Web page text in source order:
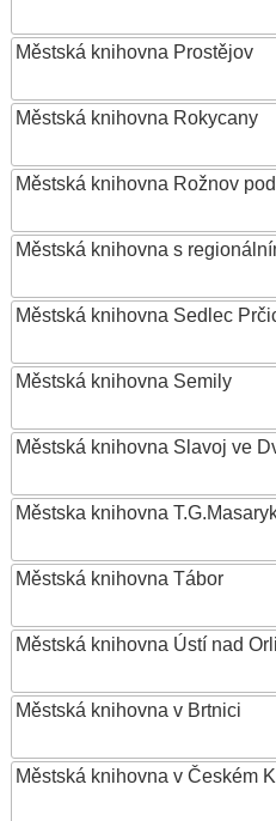
Městská knihovna Prostějov
Městská knihovna Rokycany
Městská knihovna Rožnov
Městská knihovna s
Městská knihovna Sedlec
Městská knihovna Semily
Městská knihovna Slavoj ve
Městska knihovna
Městská knihovna Tábor
Městská knihovna Ústí nad
Městská knihovna v Brtnici
Městská knihovna v Českém